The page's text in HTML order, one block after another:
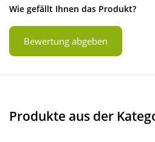
Wie gefällt Ihnen das Produkt?
Bewertung abgeben
Produkte aus der